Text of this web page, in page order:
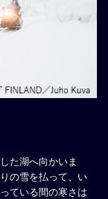
た湖へ向かいま
の雪を払って、い
ている間の寒さは